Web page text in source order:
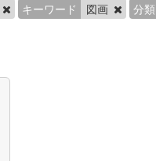
キーワード 図画 分類